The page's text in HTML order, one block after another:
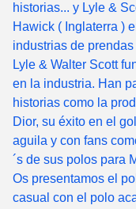
historias... y Lyle &
Hawick ( Inglaterra )
industrias de
Lyle & Walter Scott
en la industria. Han
historias como la
Dior, su éxito en el
aguila y con fans
´s de sus polos para
Os presentamos el
casual con el polo